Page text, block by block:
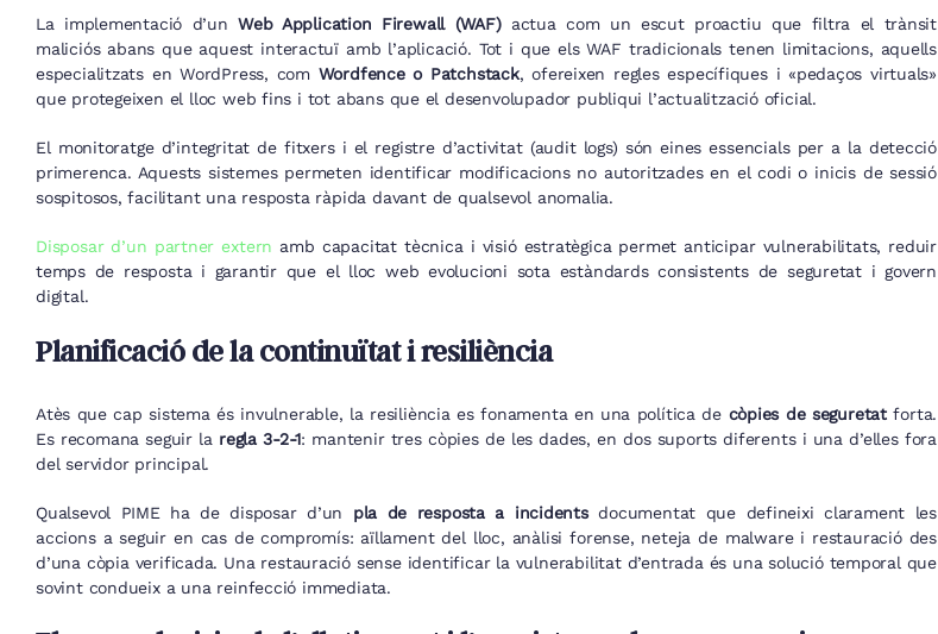
La implementació d’unWeb Application Firewall (WAF)actua com un escut proactiu que filtra el trànsit
maliciós abans que aquest interactuï amb l’aplicació. Tot i que els WAF tradicionals tenen limitacions, aquells
especialitzats en WordPress, com Wordfence o Patchstack, ofereixen regles específiques i «pedaços virtuals»
que protegeixen el lloc web fins i tot abans que el desenvolupador publiqui l’actualització oficial.
El monitoratge d’integritat de fitxers i el registre d’activitat (audit logs) són eines essencials per a la detecció
primerenca. Aquests sistemes permeten identificar modificacions no autoritzades en el codi o inicis de sessió
sospitosos, facilitant una resposta ràpida davant de qualsevol anomalia.
Disposar d’un partner extern amb capacitat tècnica i visió estratègica permet anticipar vulnerabilitats, reduir
temps de resposta i garantir que el lloc web evolucioni sota estàndards consistents de seguretat i govern
digital.
Planificació de la continuïtat i resiliència
Atès que cap sistema és invulnerable, la resiliència es fonamenta en una política de còpies de seguretatforta.
Es recomana seguir la regla 3-2-1: mantenir tres còpies de les dades, en dos suports diferents i una d’elles fora
del servidor principal.
Qualsevol PIME ha de disposar d’un pla de resposta a incidentsdocumentat que defineixi clarament les
accions a seguir en cas de compromís: aïllament del lloc, anàlisi forense, neteja de malware i restauració des
d’una còpia verificada. Una restauració sense identificar la vulnerabilitat d’entrada és una solució temporal que
sovint condueix a una reinfecció immediata.